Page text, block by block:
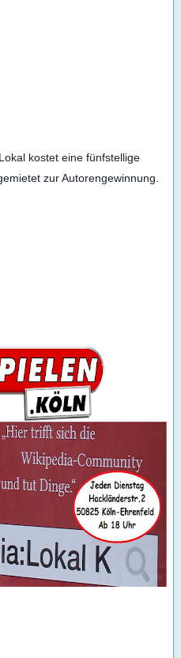
kostet eine fünfstellige
zur Autorengewinnung.